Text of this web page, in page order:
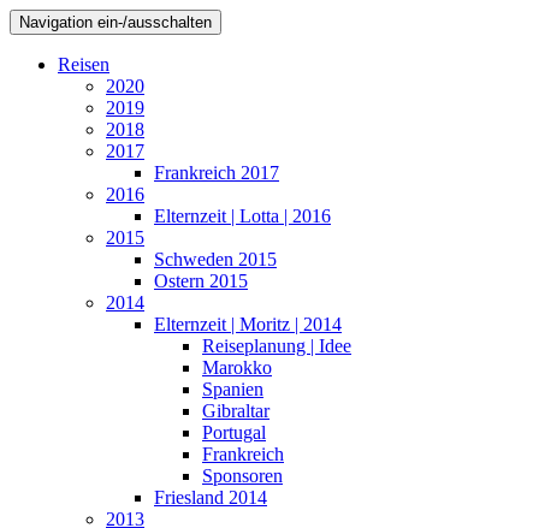
Navigation ein-/ausschalten
Reisen
2020
2019
2018
2017
Frankreich 2017
2016
Elternzeit | Lotta | 2016
2015
Schweden 2015
Ostern 2015
2014
Elternzeit | Moritz | 2014
Reiseplanung | Idee
Marokko
Spanien
Gibraltar
Portugal
Frankreich
Sponsoren
Friesland 2014
2013